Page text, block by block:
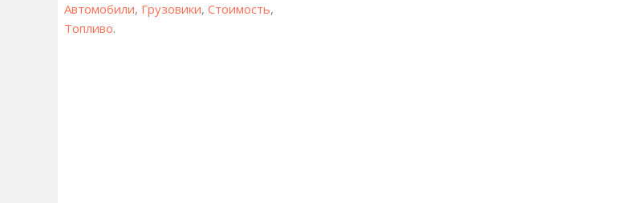
Автомобили, Грузовики, Стоимость,
Топливо.